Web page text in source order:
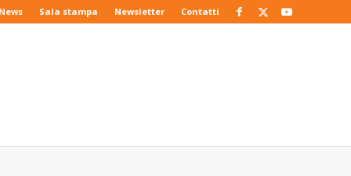
Sala stampa Newsletter Contatti